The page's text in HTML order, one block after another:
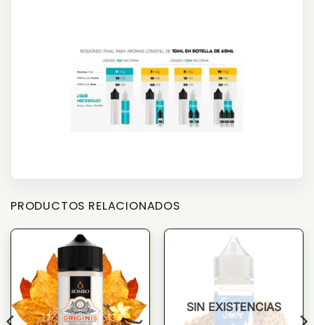
PRODUCTOS RELACIONADOS
SIN EXISTENCIAS